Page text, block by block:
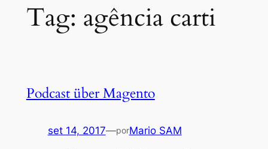
Tag: agência carti
Podcast über Magento
set 14, 2017—porMario SAM